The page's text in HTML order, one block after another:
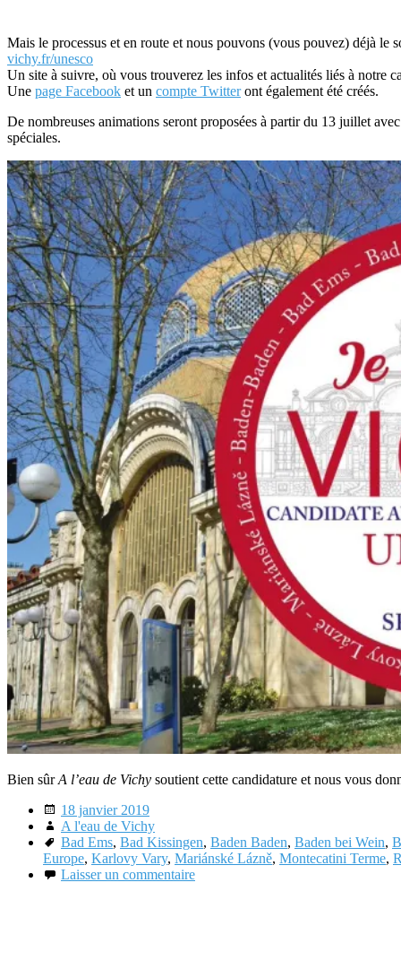
Mais le processus et en route et nous pouvons (vous pouvez) déjà le
vichy.fr/unesco
Un site à suivre, où vous trouverez les infos et actualités liés à notre
Une page Facebook et un compte Twitteront également été créés.
De nombreuses animations seront proposées à partir du 13 juillet
spéciales.
Bien sûrA l’eau de Vichy soutient cette candidature et nous vous
Date
18 janvier 2019
Auteur
A l'eau de Vichy
Étiquettes
Bad Ems, Bad Kissingen, Baden Baden, Baden bei Wein,
Europe, Karlovy Vary, Mariánské Lázně, Montecatini Terme,
Commentaires
Laisser un commentaire